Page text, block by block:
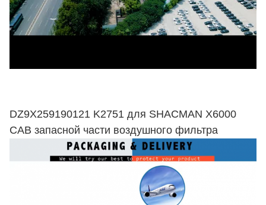
DZ9X259190121 K2751 для SHACMAN X6000
CAB запасной части воздушного фильтра